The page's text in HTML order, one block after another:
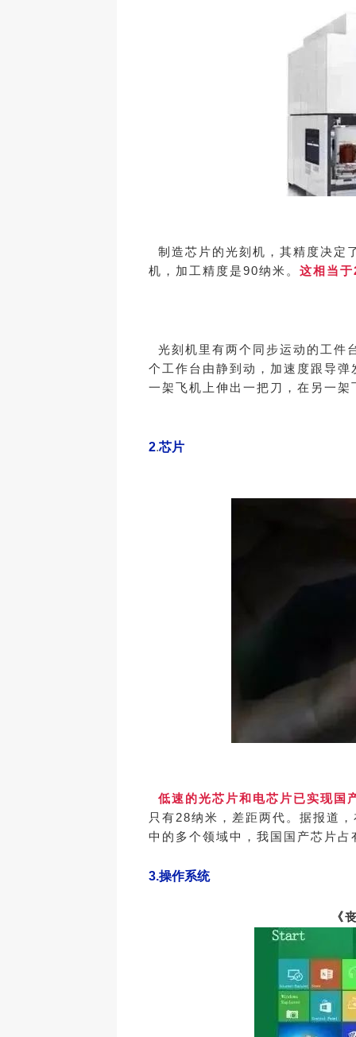
制造芯片的光刻机，其精度决定
机，加工精度是90纳米。 这相当
光刻机里有两个同步运动的工件
个工作台由静到动，加速度跟导
一架飞机上伸出一把刀，在另一
2.芯片
低速的光芯片和电芯片已实现国
只有28纳米，差距两代。据报道
中的多个领域中，我国国产芯片占
3.操作系统
《